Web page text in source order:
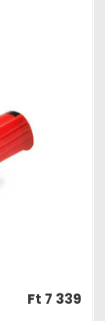
Ft 7 339